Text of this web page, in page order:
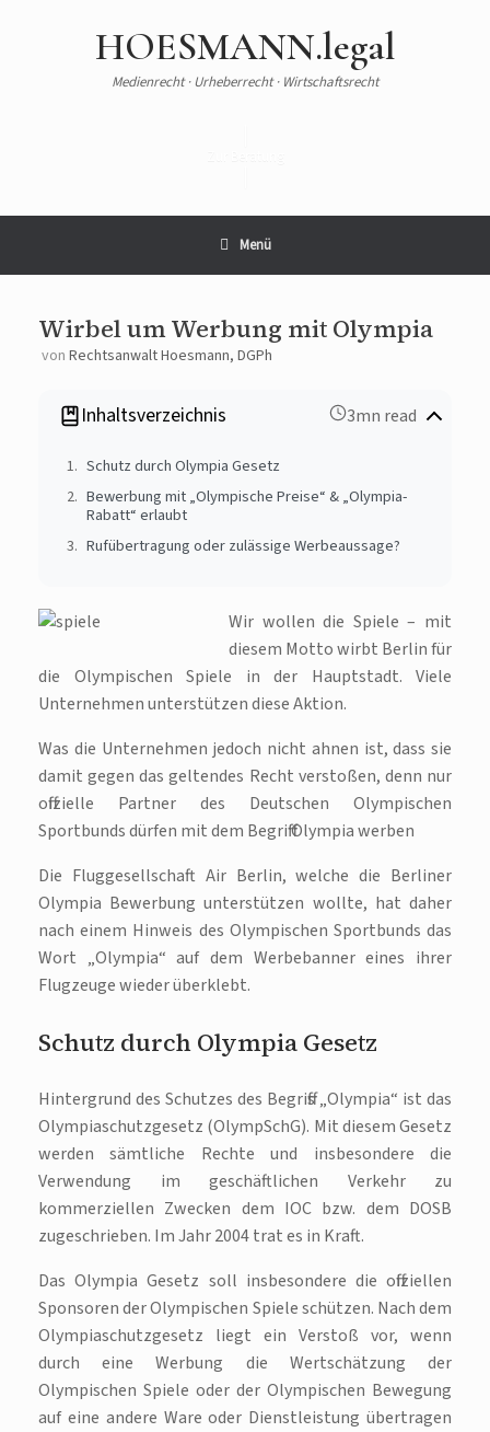
HOESMANN.legal
Medienrecht · Urheberrecht · Wirtschaftsrecht
Menü
Wirbel um Werbung mit Olympia
von Rechtsanwalt Hoesmann, DGPh
Inhaltsverzeichnis 3mn read
Schutz durch Olympia Gesetz
Bewerbung mit „Olympische Preise“ & „Olympia-
Rabatt“ erlaubt
Rufübertragung oder zulässige Werbeaussage?
Wir wollen die Spiele – mit
diesem Motto wirbt Berlin für
die Olympischen Spiele in der Hauptstadt. Viele
Unternehmen unterstützen diese Aktion.
Was die Unternehmen jedoch nicht ahnen ist, dass sie
damit gegen das geltendes Recht verstoßen, denn nur
offizielle Partner des Deutschen Olympischen
Sportbunds dürfen mit dem Begriff Olympia werben
Die Fluggesellschaft Air Berlin, welche die Berliner
Olympia Bewerbung unterstützen wollte, hat daher
nach einem Hinweis des Olympischen Sportbunds das
Wort „Olympia“ auf dem Werbebanner eines ihrer
Flugzeuge wieder überklebt.
Schutz durch Olympia Gesetz
Hintergrund des Schutzes des Begriffs „Olympia“ ist das
Olympiaschutzgesetz (OlympSchG). Mit diesem Gesetz
werden sämtliche Rechte und insbesondere die
Verwendung im geschäftlichen Verkehr zu
kommerziellen Zwecken dem IOC bzw. dem DOSB
zugeschrieben. Im Jahr 2004 trat es in Kraft.
Das Olympia Gesetz soll insbesondere die offiziellen
Sponsoren der Olympischen Spiele schützen. Nach dem
Olympiaschutzgesetz liegt ein Verstoß vor, wenn
durch eine Werbung die Wertschätzung der
Olympischen Spiele oder der Olympischen Bewegung
auf eine andere Ware oder Dienstleistung übertragen